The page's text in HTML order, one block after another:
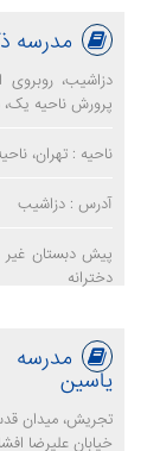
مدرسه
دزاشیب، روبروی
پرورش ناحیه یک،
ناحیه : تهران، ناحیه
آدرس : دزاشیب
پیش دبستان غیر
دخترانه
مدرسه
یاسین
تجریش، میدان
خیابان علیرضا